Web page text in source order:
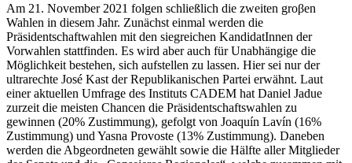
Am 21. November 2021 folgen schließlich die zweiten groβen
Wahlen in diesem Jahr. Zunächst einmal werden die
Präsidentschaftwahlen mit den siegreichen KandidatInnen der
Vorwahlen stattfinden. Es wird aber auch für Unabhängige die
Möglichkeit bestehen, sich aufstellen zu lassen. Hier sei nur der
ultrarechte José Kast der Republikanischen Partei erwähnt. Laut
einer aktuellen Umfrage des Instituts CADEM hat Daniel Jadue
zurzeit die meisten Chancen die Präsidentschaftswahlen zu
gewinnen (20% Zustimmung), gefolgt von Joaquín Lavín (16%
Zustimmung) und Yasna Provoste (13% Zustimmung). Daneben
werden die Abgeordneten gewählt sowie die Hälfte aller Mitglieder